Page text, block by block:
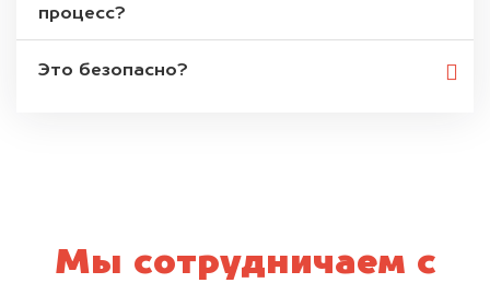
процесс?
Это безопасно?
Мы сотрудничаем с